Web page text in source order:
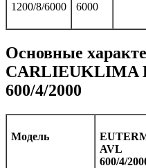
1200/8/6000
6000
Основные
CARLIEUKLIMA
600/4/2000
Модель
AVL
600/4/